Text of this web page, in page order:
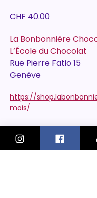
CHF 40.00
La Bonbonnière
L’École du Chocolat
Rue Pierre Fatio 15
Genève
https://
mois/